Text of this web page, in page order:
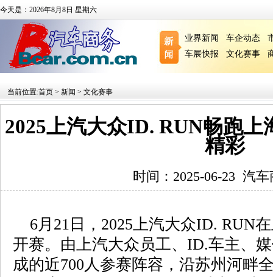
今天是：2026年8月8日 星期六
业界新闻 车企动态
车展快报
文化赛事
当前位置:首页 > 新闻 > 文化赛事
2025上汽大众ID. RUN畅跑上
精彩
时间：2025-06-23 汽车
6月21日，2025上汽大众ID. RUN
开赛。由上汽大众员工、ID.车主、
成的近700人参赛阵容，沿苏州河畔